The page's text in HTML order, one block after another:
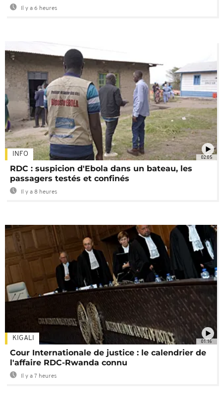
Il y a 6 heures
02:05
INFO
RDC : suspicion d'Ebola dans un bateau, les
passagers testés et confinés
Il y a 8 heures
01:16
KIGALI
Cour Internationale de justice : le calendrier de
l'affaire RDC-Rwanda connu
Il y a 7 heures